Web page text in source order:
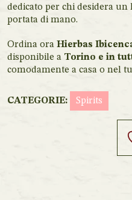
dedicato per chi desidera
portata di mano.
Ordina ora Hierbas
disponibile a Torino e in
comodamente a casa o nel
CATEGORIE: Spirits